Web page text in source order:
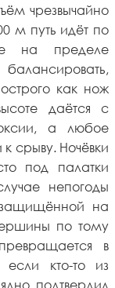
чрезвычайно
м путь идёт по
на пределе
как нож
даётся с
а любое
срыву. Ночёвки
под палатки
непогоды
на
по тому
в
кто-то из
подтвердил